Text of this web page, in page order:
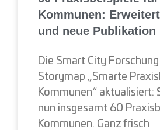
Kommunen:
und neue Publikation
Die Smart City
Storymap „Smarte
Kommunen“ aktualisiert:
nun insgesamt 60
Kommunen. Ganz frisch